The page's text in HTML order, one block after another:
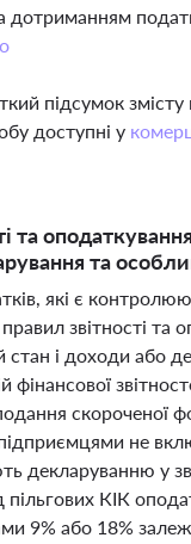
дотриманням
підсумок
доступні у
та
та
які є
звітності та
і доходи або
фінансової
скороченої
не
декларуванню у
пільгових КІК
9% або 18%